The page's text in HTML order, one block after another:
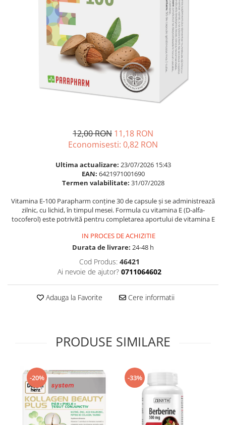
Par si unghii
Probiotice si prebiotice
Sanatate urinara
Sistemul respirator
Supliment Magneziu
Supliment Vitamina B
Supliment Vitamina C
Supliment Vitamina D3
Supliment Vitamina E
Tuse gat si respiratie
Ingrijire par
Balsam masca si tratament
Produse cu SPF Pentru Fata
Repelenti insecte
12,00 RON 11,18 RON
Economisesti: 0,82 RON
Ultima actualizare: 23/07/2026 15:43
EAN: 6421971001690
Termen valabilitate: 31/07/2028
Vitamina E-100 Parapharm conține 30 de capsule și se administrează
zilnic, cu lichid, în timpul mesei. Formula cu vitamina E (D-alfa-
tocoferol) este potrivită pentru completarea aportului de vitamina E
IN PROCES DE ACHIZITIE
Durata de livrare: 24-48 h
Cod Produs: 46421
Ai nevoie de ajutor? 0711064602
Adauga la Favorite Cere informatii
PRODUSE SIMILARE
-20% -33%